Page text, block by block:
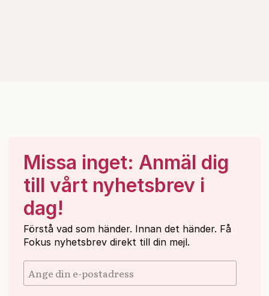
Missa inget: Anmäl dig
till vårt nyhetsbrev i
dag!
Förstå vad som händer. Innan det händer. Få
Fokus nyhetsbrev direkt till din mejl.